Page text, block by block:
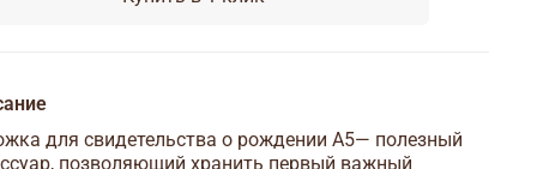
для свидетельства о рождении А5— полезный
позволяющий хранить первый важный